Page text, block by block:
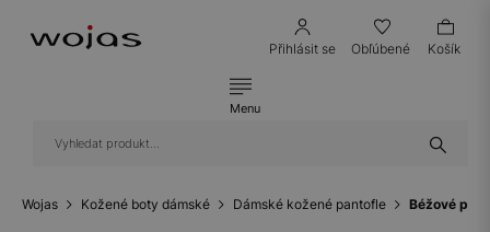
Přihlásit se Obľúbené Košík
Menu
Wojas Kožené boty dámské Dámské kožené pantofle Béžové